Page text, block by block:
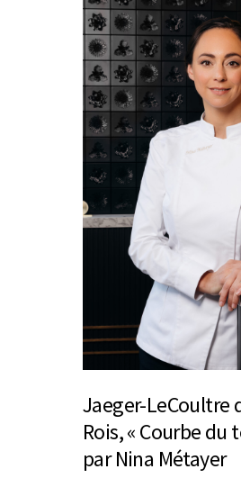
Jaeger-LeCoultre
Rois, « Courbe du
par Nina Métayer